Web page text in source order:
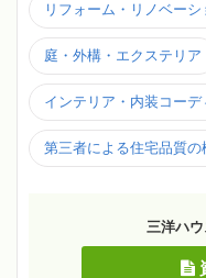
リフォーム・リノベーシ
庭・外構・エクステリア
インテリア・内装コーデ
第三者による住宅品質の
三洋ハ